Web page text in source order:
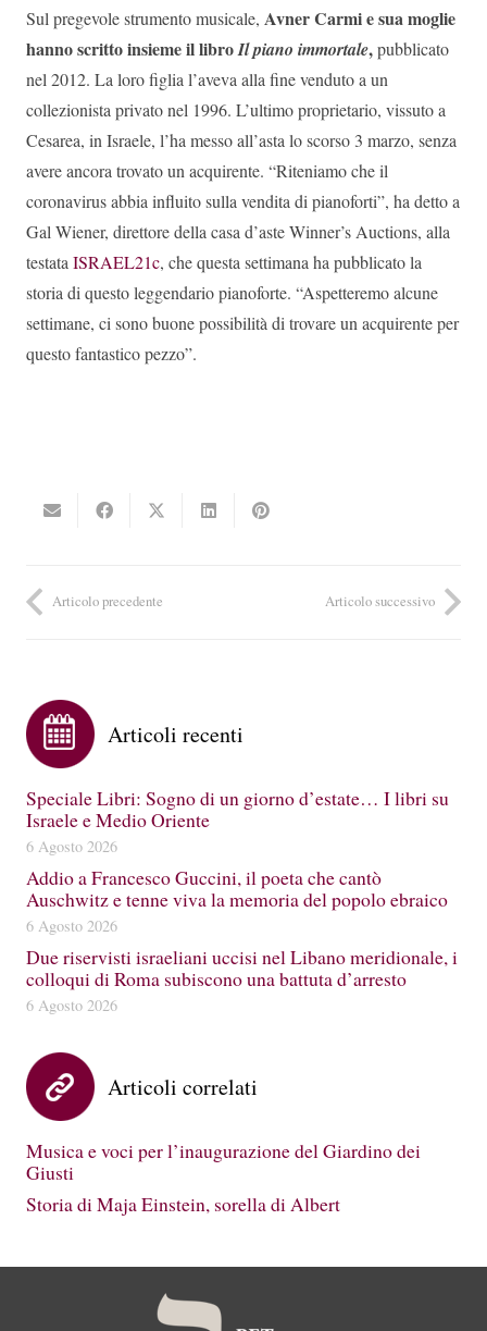
Sul pregevole strumento musicale, Avner Carmi e sua moglie
hanno scritto insieme il libroIl piano immortale,pubblicato
nel 2012. La loro figlia l’aveva alla fine venduto a un
collezionista privato nel 1996. L’ultimo proprietario, vissuto a
Cesarea, in Israele, l’ha messo all’asta lo scorso 3 marzo, senza
avere ancora trovato un acquirente. “Riteniamo che il
coronavirus abbia influito sulla vendita di pianoforti”, ha detto a
Gal Wiener, direttore della casa d’aste Winner’s Auctions, alla
testataISRAEL21c, che questa settimana ha pubblicato la
storia di questo leggendario pianoforte. “Aspetteremo alcune
settimane, ci sono buone possibilità di trovare un acquirente per
questo fantastico pezzo”.
Articolo precedente Articolo successivo
Articoli recenti
Speciale Libri: Sogno di un giorno d’estate… I libri su
Israele e Medio Oriente
6 Agosto 2026
Addio a Francesco Guccini, il poeta che cantò
Auschwitz e tenne viva la memoria del popolo ebraico
6 Agosto 2026
Due riservisti israeliani uccisi nel Libano meridionale, i
colloqui di Roma subiscono una battuta d’arresto
6 Agosto 2026
Articoli correlati
Musica e voci per l’inaugurazione del Giardino dei
Giusti
Storia di Maja Einstein, sorella di Albert